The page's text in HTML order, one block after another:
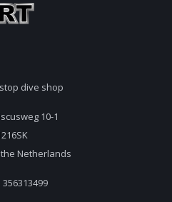
dive shop
10-1
Netherlands
356313499